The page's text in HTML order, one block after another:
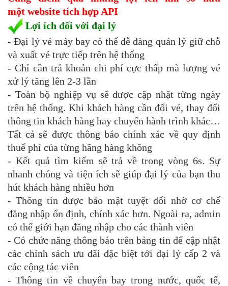
một website tích hợp API
Lợi ích đối với đại lý
- Đại lý vé máy bay có thể dễ dàng quản lý giữ chỗ
và xuất vé trực tiếp trên hệ thống
- Chỉ cần trả khoản chi phí cực thấp mà lượng vé
xử lý tăng lên 2-3 lần
- Toàn bộ nghiệp vụ sẽ được cập nhật từng ngày
trên hệ thống. Khi khách hàng cần đổi vé, thay đổi
thông tin khách hàng hay chuyển hành trình khác…
Tất cả sẽ được thông báo chính xác về quy định
thuế phí của từng hãng hàng không
- Kết quả tìm kiếm sẽ trả về trong vòng 6s. Sự
nhanh chóng và tiện ích sẽ giúp đại lý của bạn thu
hút khách hàng nhiều hơn
- Thông tin được bảo mật tuyệt đối nhờ cơ chế
đăng nhập ổn định, chính xác hơn. Ngoài ra, admin
có thể giới hạn đăng nhập cho các thành viên
- Có chức năng thông báo trên bảng tin để cập nhật
các chính sách ưu đãi đặc biệt tới đại lý cấp 2 và
các cộng tác viên
- Thông tin về chuyến bay trong nước, quốc tế,